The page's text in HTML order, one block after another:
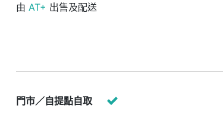
由 AT+ 出售及配送
門市／自提點自取